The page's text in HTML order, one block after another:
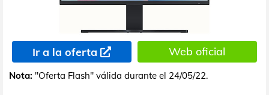
Ir a la oferta Web oficial
Nota: "Oferta Flash" válida durante el 24/05/22.